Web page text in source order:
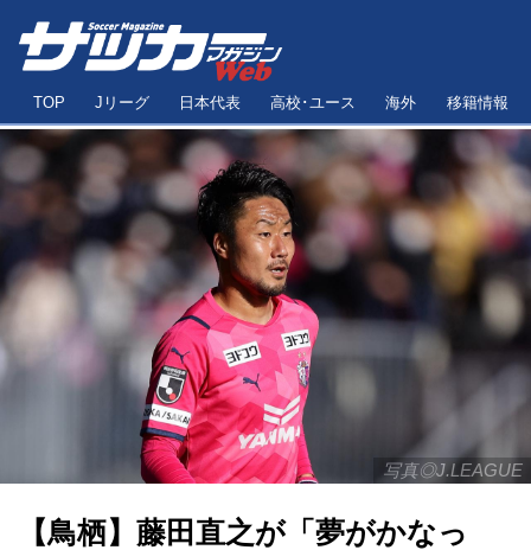
TOP Jリーグ 日本代表 高校･ユース 海外 移籍情報
写真◎J.LEAGUE
【鳥栖】藤田直之が「夢がかなっ